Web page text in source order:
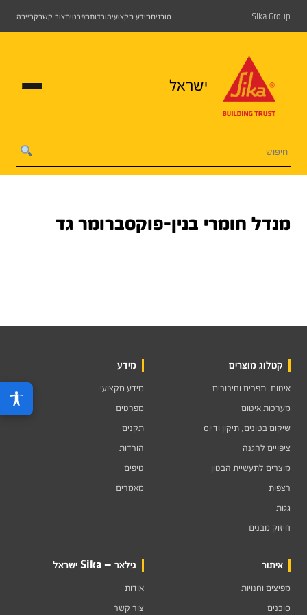
Sika Group סוכניםמידע מקצועיהורדותמפרטיםצור קשרקריירה
ישראל
מנדל חומרי בנין-פוקסברומר גד
קטלוג מוצרים
איטום, תפרים וחיבורים
מערכות איטום
שיקום בטונים, תיקון ודיוס
ציפויים להגנה
מוצרים לתעשיית הבטון
רצפות
גגות
חיזוק מבנים
מידע
מידע מקצועי
מפרטים
תקנים
הורדות
טיפים
מאמרים
איתור
מפיצים וחנויות
סוכנים
גילאר — Sika ישראל
אודות
צור קשר